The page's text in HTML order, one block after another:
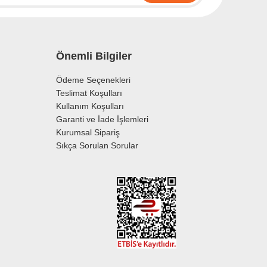
Önemli Bilgiler
Ödeme Seçenekleri
Teslimat Koşulları
Kullanım Koşulları
Garanti ve İade İşlemleri
Kurumsal Sipariş
Sıkça Sorulan Sorular